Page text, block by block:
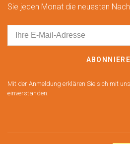
Sie jeden Monat die neuesten
Mit der Anmeldung erklären Sie sich mit
einverstanden.